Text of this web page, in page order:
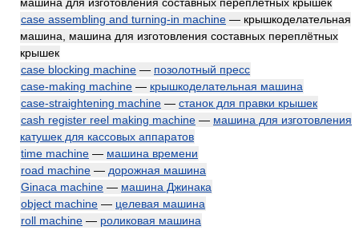
case assembling and turning-in machine — крышкоделательная
машина, машина для изготовления составных переплётных
крышек
case blocking machine — позолотный пресс
case-making machine — крышкоделательная машина
case-straightening machine — станок для правки крышек
cash register reel making machine — машина для изготовления
катушек для кассовых аппаратов
time machine — машина времени
road machine — дорожная машина
Ginaca machine — машина Джинака
object machine — целевая машина
roll machine — роликовая машина